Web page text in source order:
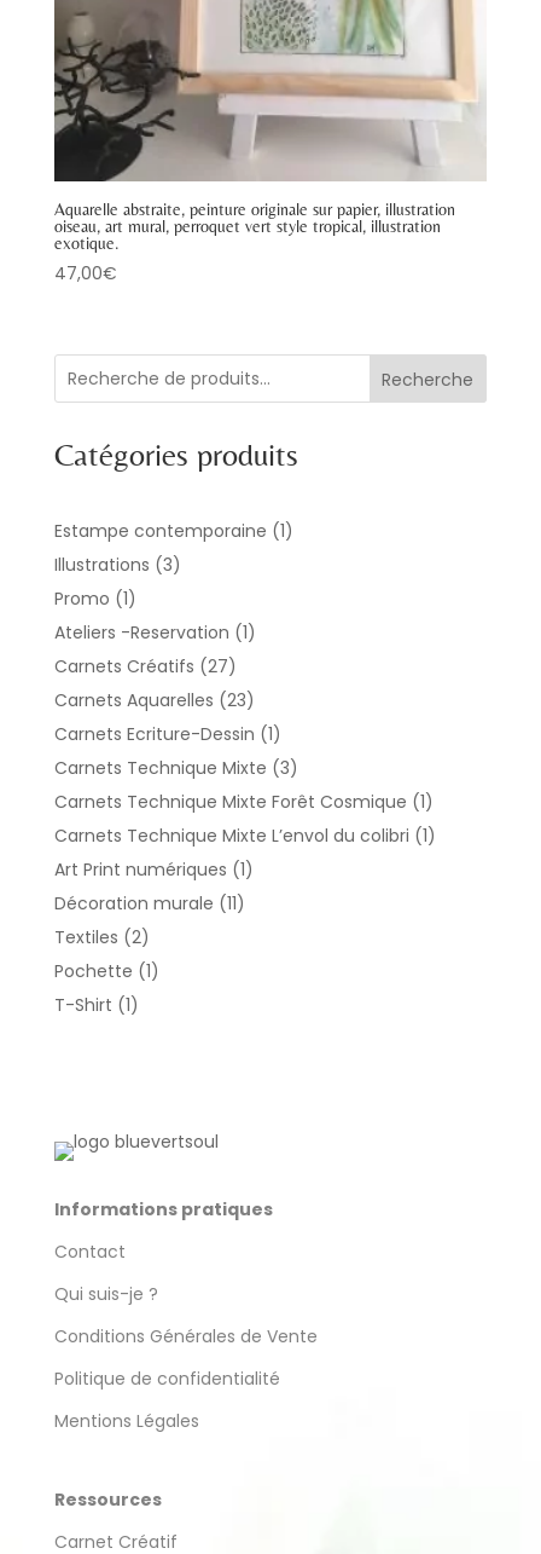
Aquarelle abstraite, peinture originale sur papier, illustration
oiseau, art mural, perroquet vert style tropical, illustration
exotique.
47,00€
Recherche
Catégories produits
Estampe contemporaine 11
Illustrations 33
Promo 11
produit
Ateliers -Reservation 11
Carnets Créatifs 2727
produits
Carnets Aquarelles 2323
produits
Carnets Ecriture-Dessin 11
produit
Carnets Technique Mixte 33
produits
Carnets Technique Mixte Forêt Cosmique 11
produit
Carnets Technique Mixte L’envol du colibri 11
Art Print numériques 11
Décoration murale 1111
Textiles 22
produits
Pochette 11
T-Shirt 11
Informations pratiques
Contact
Qui suis-je ?
Conditions Générales de Vente
Politique de confidentialité
Mentions Légales
Ressources
Carnet Créatif